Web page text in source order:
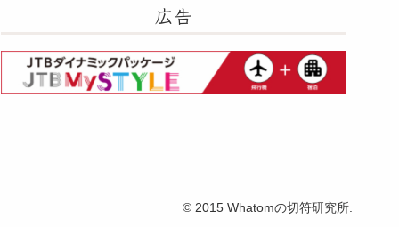
広告
© 2015 Whatomの切符研究所.